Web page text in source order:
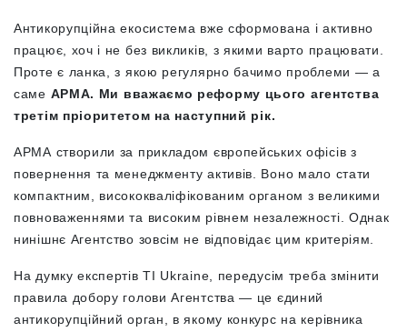
Антикорупційна екосистема вже сформована і активно
працює, хоч і не без викликів, з якими варто працювати.
Проте є ланка, з якою регулярно бачимо проблеми — а
саме АРМА. Ми вважаємо реформу цього агентства
третім пріоритетом на наступний рік.
АРМА створили за прикладом європейських офісів з
повернення та менеджменту активів. Воно мало стати
компактним, висококваліфікованим органом з великими
повноваженнями та високим рівнем незалежності. Однак
нинішнє Агентство зовсім не відповідає цим критеріям.
На думку експертів TI Ukraine, передусім треба змінити
правила добору голови Агентства — це єдиний
антикорупційний орган, в якому конкурс на керівника